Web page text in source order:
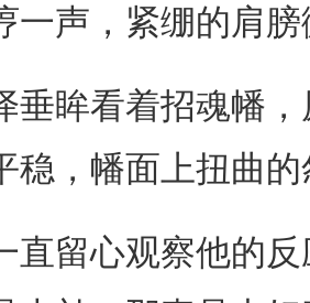
声，紧绷的肩膀
眸看着招魂幡，
稳，幡面上扭曲
留心观察他的反